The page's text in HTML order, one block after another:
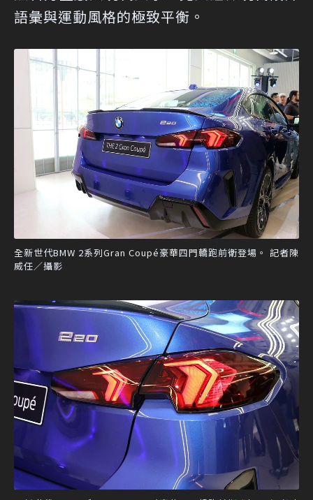
語彙與運動風格的極致平衡。
全新世代BMW 2系列Gran Coupé豪華四門轎跑前衛登場。 記者陳
威任／攝影